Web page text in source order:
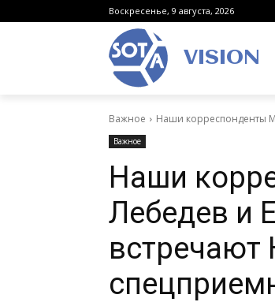
Воскресенье, 9 августа, 2026
VISION
Важное Наши корреспонденты
Важное
Наши
Лебедев и
встречают